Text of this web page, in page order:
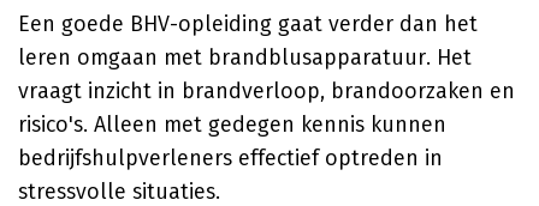
Een goede BHV-opleiding gaat verder dan het
leren omgaan met brandblusapparatuur. Het
vraagt inzicht in brandverloop, brandoorzaken en
risico's. Alleen met gedegen kennis kunnen
bedrijfshulpverleners effectief optreden in
stressvolle situaties.